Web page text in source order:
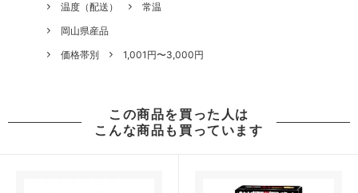
温度（配送）
常温
岡山県産品
価格帯別
1,001円〜3,000円
この商品を買った人は
こんな商品も買っています